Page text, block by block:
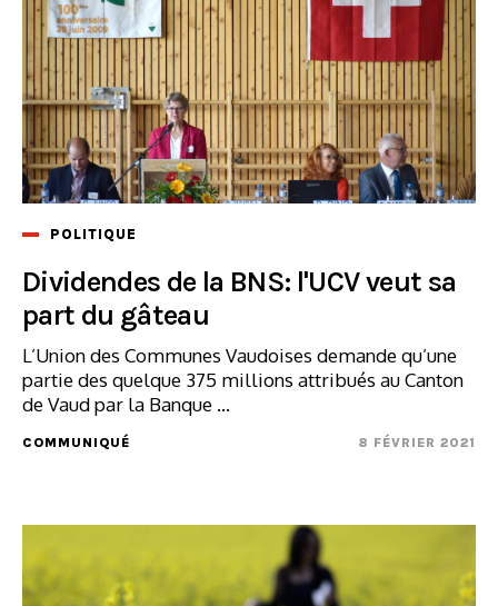
POLITIQUE
Dividendes de la BNS: l'UCV veut sa
part du gâteau
L’Union des Communes Vaudoises demande qu’une
partie des quelque 375 millions attribués au Canton
de Vaud par la Banque ...
COMMUNIQUÉ 8 FÉVRIER 2021